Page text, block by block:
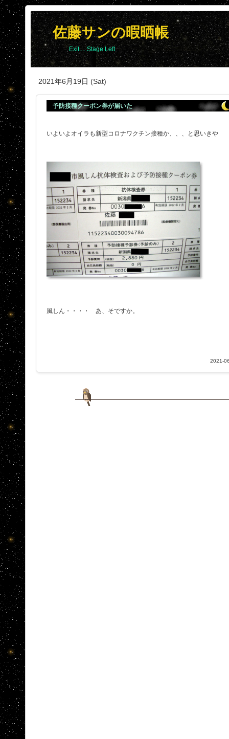
佐藤サンの暇晒帳
Exit.... Stage Left
2021年6月19日 (Sat)
予防接種クーポン券が届いた
いよいよオイラも新型コロナワクチン接種か、、、と思いきや
風しん・・・・ あ、そですか。
2021-